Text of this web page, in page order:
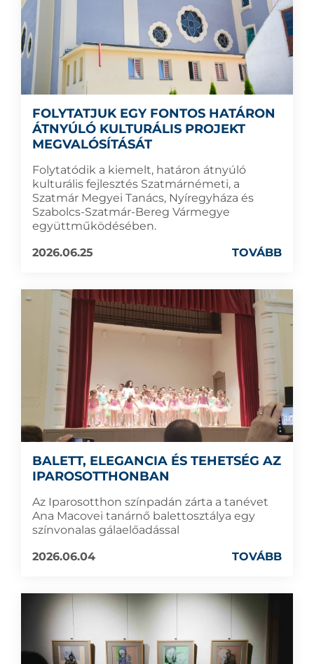
FOLYTATJUK EGY FONTOS HATÁRON
ÁTNYÚLÓ KULTURÁLIS PROJEKT
MEGVALÓSÍTÁSÁT
Folytatódik a kiemelt, határon átnyúló
kulturális fejlesztés Szatmárnémeti, a
Szatmár Megyei Tanács, Nyíregyháza és
Szabolcs-Szatmár-Bereg Vármegye
együttműködésében.
2026.06.25
TOVÁBB
BALETT, ELEGANCIA ÉS TEHETSÉG AZ
IPAROSOTTHONBAN
Az Iparosotthon színpadán zárta a tanévet
Ana Macovei tanárnő balettosztálya egy
színvonalas gálaelőadással
2026.06.04
TOVÁBB